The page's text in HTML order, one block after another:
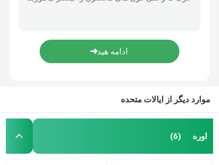
کود مرکب
ملامینه
فولوات پتاسیم (قلیایی)
عامل کیلیت آلی اسید فولویک
اسید فولویک مایع
موارد دیگر از ایالات متحده
اوره (6)